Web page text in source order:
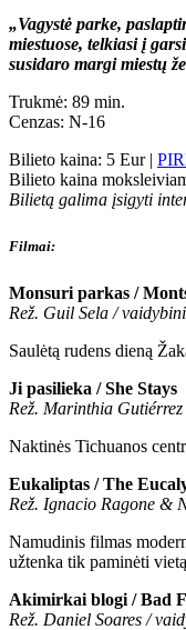
„Vagystė parke,
miestuose, telkiasi į
susidaro margi miestų
Trukmė: 89 min.
Cenzas: N-16
Bilieto kaina: 5 Eur |
Bilieto kaina
Bilietą galima įsigyti
Filmai:
Monsuri parkas /
Rež. Guil Sela /
Saulėtą rudens dieną
Ji pasilieka / She Stays
Rež. Marinthia
Naktinės Tichuanos
Eukaliptas / The
Rež. Ignacio Ragone &
Namudinis filmas
užtenka tik paminėti
Akimirkai blogi / Bad
Rež. Daniel Soares /